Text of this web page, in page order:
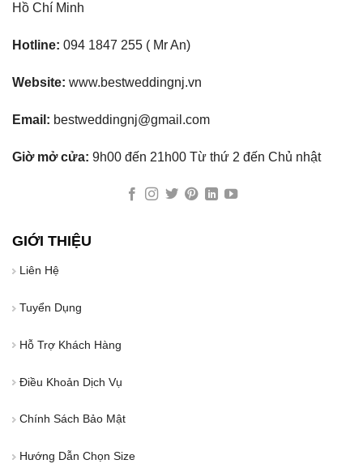
Hồ Chí Minh
Hotline: 094 1847 255 ( Mr An)
Website: www.bestweddingnj.vn
Email: bestweddingnj@gmail.com
Giờ mở cửa: 9h00 đến 21h00 Từ thứ 2 đến Chủ nhật
GIỚI THIỆU
Liên Hệ
Tuyển Dụng
Hỗ Trợ Khách Hàng
Điều Khoản Dịch Vụ
Chính Sách Bảo Mật
Hướng Dẫn Chọn Size